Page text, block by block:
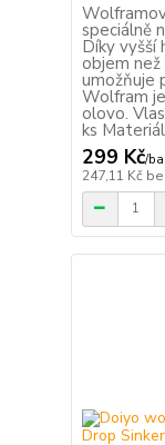
speciálně
Díky vyšší
objem
umožňuje
Wolfram
olovo.
ks
299 Kč/
247,11 Kč